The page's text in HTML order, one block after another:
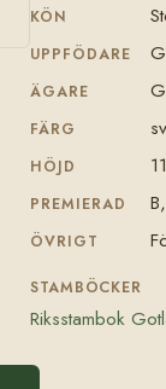
KÖN
UPPFÖDARE
ÄGARE
FÄRG
HÖJD
PREMIERAD
ÖVRIGT
STAMBÖCKER
Riksstambok